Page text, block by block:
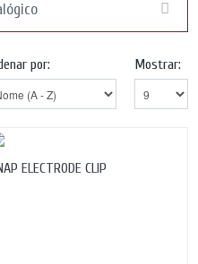
Mostrar:
por:
ELECTRODE CLIP